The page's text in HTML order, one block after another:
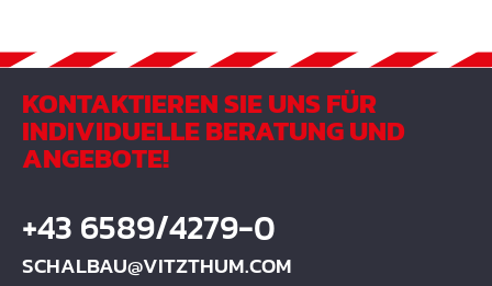
KONTAKTIEREN SIE UNS FÜR
INDIVIDUELLE BERATUNG UND
ANGEBOTE!
+43 6589/4279-0
SCHALBAU@VITZTHUM.COM